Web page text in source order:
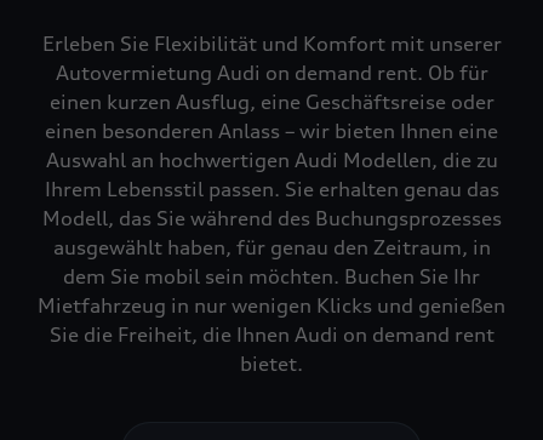
Erleben Sie Flexibilität und Komfort mit unserer
Autovermietung Audi on demand rent. Ob für
einen kurzen Ausflug, eine Geschäftsreise oder
einen besonderen Anlass – wir bieten Ihnen eine
Auswahl an hochwertigen Audi Modellen, die zu
Ihrem Lebensstil passen. Sie erhalten genau das
Modell, das Sie während des Buchungsprozesses
ausgewählt haben, für genau den Zeitraum, in
dem Sie mobil sein möchten. Buchen Sie Ihr
Mietfahrzeug in nur wenigen Klicks und genießen
Sie die Freiheit, die Ihnen Audi on demand rent
bietet.